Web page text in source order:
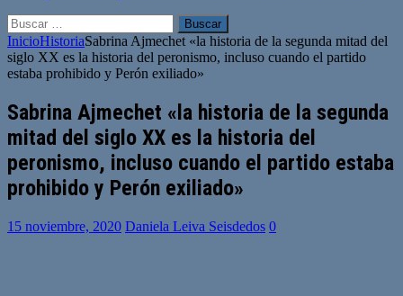
Buscar:
InicioHistoriaSabrina Ajmechet «la historia de la segunda mitad del
siglo XX es la historia del peronismo, incluso cuando el partido
estaba prohibido y Perón exiliado»
Sabrina Ajmechet «la historia de la segunda
mitad del siglo XX es la historia del
peronismo, incluso cuando el partido estaba
prohibido y Perón exiliado»
15 noviembre, 2020 Daniela Leiva Seisdedos 0